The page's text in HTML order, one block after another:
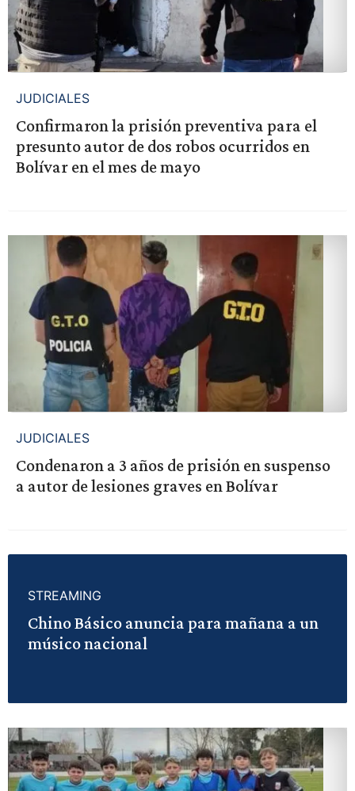
JUDICIALES
Confirmaron la prisión preventiva para el
presunto autor de dos robos ocurridos en
Bolívar en el mes de mayo
JUDICIALES
Condenaron a 3 años de prisión en suspenso
a autor de lesiones graves en Bolívar
STREAMING
Chino Básico anuncia para mañana a un
músico nacional